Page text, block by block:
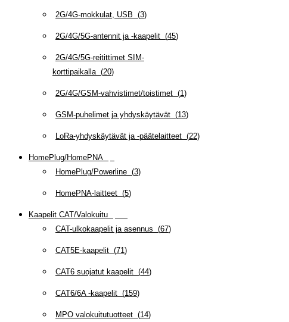
2G/4G-mokkulat, USB (3)
2G/4G/5G-antennit ja -kaapelit (45)
2G/4G/5G-reitittimet SIM-
korttipaikalla (20)
2G/4G/GSM-vahvistimet/toistimet (1)
GSM-puhelimet ja yhdyskäytävät (13)
LoRa-yhdyskäytävät ja -päätelaitteet (22)
HomePlug/HomePNA
HomePlug/Powerline (3)
HomePNA-laitteet (5)
Kaapelit CAT/Valokuitu
CAT-ulkokaapelit ja asennus (67)
CAT5E-kaapelit (71)
CAT6 suojatut kaapelit (44)
CAT6/6A -kaapelit (159)
MPO valokuitutuotteet (14)